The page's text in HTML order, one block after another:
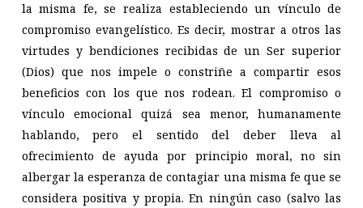
la misma fe, se realiza estableciendo un vínculo de
compromiso evangelístico. Es decir, mostrar a otros las
virtudes y bendiciones recibidas de un Ser superior
(Dios) que nos impele o constriñe a compartir esos
beneficios con los que nos rodean. El compromiso o
vínculo emocional quizá sea menor, humanamente
hablando, pero el sentido del deber lleva al
ofrecimiento de ayuda por principio moral, no sin
albergar la esperanza de contagiar una misma fe que se
considera positiva y propia. En ningún caso (salvo las